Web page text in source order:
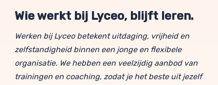
Wie werkt bij Lyceo, blijft leren.
Werken bij Lyceo betekent uitdaging, vrijheid en
zelfstandigheid binnen een jonge en flexibele
organisatie. We hebben een veelzijdig aanbod van
trainingen en coaching, zodat je het beste uit jezelf